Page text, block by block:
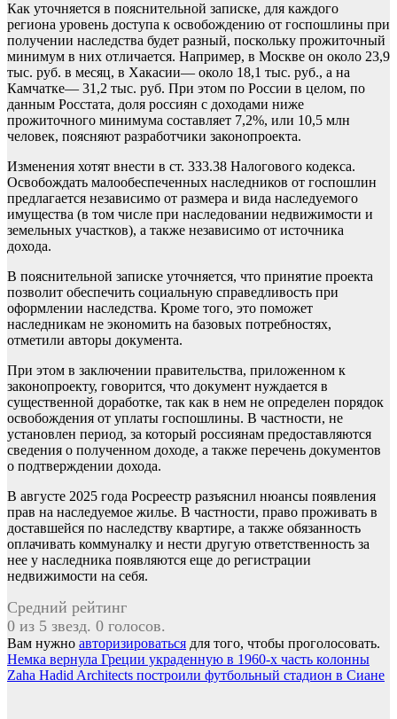
Как уточняется в пояснительной записке, для каждого
региона уровень доступа к освобождению от госпошлины при
получении наследства будет разный, поскольку прожиточный
минимум в них отличается. Например, в Москве он около 23,9
тыс. руб. в месяц, в Хакасии— около 18,1 тыс. руб., а на
Камчатке— 31,2 тыс. руб. При этом по России в целом, по
данным Росстата, доля россиян с доходами ниже
прожиточного минимума составляет 7,2%, или 10,5 млн
человек, поясняют разработчики законопроекта.
Изменения хотят внести в ст. 333.38 Налогового кодекса.
Освобождать малообеспеченных наследников от госпошлин
предлагается независимо от размера и вида наследуемого
имущества (в том числе при наследовании недвижимости и
земельных участков), а также независимо от источника
дохода.
В пояснительной записке уточняется, что принятие проекта
позволит обеспечить социальную справедливость при
оформлении наследства. Кроме того, это поможет
наследникам не экономить на базовых потребностях,
отметили авторы документа.
При этом в заключении правительства, приложенном к
законопроекту, говорится, что документ нуждается в
существенной доработке, так как в нем не определен порядок
освобождения от уплаты госпошлины. В частности, не
установлен период, за который россиянам предоставляются
сведения о полученном доходе, а также перечень документов
о подтверждении дохода.
В августе 2025 года Росреестр разъяснил нюансы появления
прав на наследуемое жилье. В частности, право проживать в
доставшейся по наследству квартире, а также обязанность
оплачивать коммуналку и нести другую ответственность за
нее у наследника появляются еще до регистрации
недвижимости на себя.
Средний рейтинг
0 из 5 звезд. 0 голосов.
Вам нужно авторизироваться для того, чтобы проголосовать.
Навигация
по
Немка вернула Греции украденную в 1960-х часть колонны
Zaha Hadid Architects построили футбольный стадион в Сиане